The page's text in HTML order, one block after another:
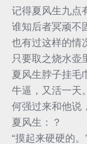
记得夏风生九点
谁知后者冥顽不
也有过这样的情
只要取之烧水壶
夏风生脖子挂毛
牛逼，又活一天。
何强过来和他说
夏风生：？
“摸起来硬硬的